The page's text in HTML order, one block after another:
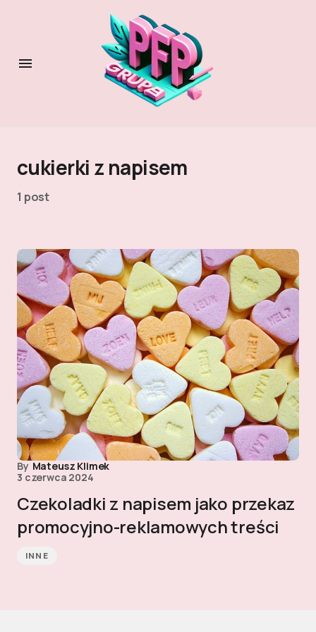
cukierki z napisem
1 post
By Mateusz Klimek
3 czerwca 2024
Czekoladki z napisem jako przekaz
promocyjno-reklamowych treści
INNE